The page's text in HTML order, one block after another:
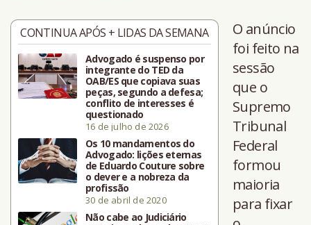
CONTINUA APÓS + LIDAS DA SEMANA
Advogado é suspenso por
integrante do TED da
OAB/ES que copiava suas
peças, segundo a defesa;
conflito de interesses é
questionado
16 de julho de 2026
Os 10 mandamentos do
Advogado: lições eternas
de Eduardo Couture sobre
o dever e a nobreza da
profissão
30 de abril de 2020
Não cabe ao Judiciário
O anúncio
foi feito na
sessão
que o
Supremo
Tribunal
Federal
formou
maioria
para fixar